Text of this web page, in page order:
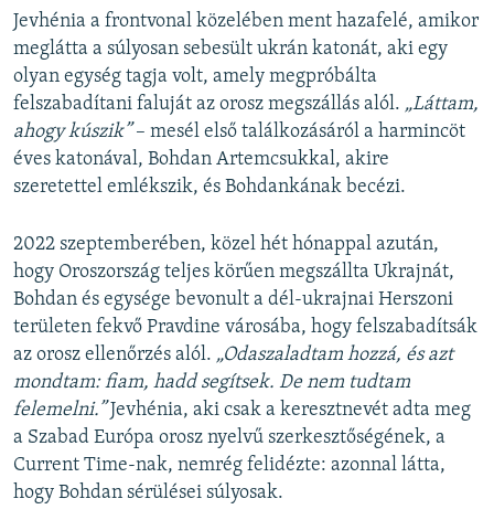
Jevhénia a frontvonal közelében ment hazafelé, amikor
meglátta a súlyosan sebesült ukrán katonát, aki egy
olyan egység tagja volt, amely megpróbálta
felszabadítani faluját az orosz megszállás alól. „Láttam,
ahogy kúszik”– mesél első találkozásáról a harmincöt
éves katonával, Bohdan Artemcsukkal, akire
szeretettel emlékszik, és Bohdankának becézi.
2022 szeptemberében, közel hét hónappal azután,
hogy Oroszország teljes körűen megszállta Ukrajnát,
Bohdan és egysége bevonult a dél-ukrajnai Herszoni
területen fekvő Pravdine városába, hogy felszabadítsák
az orosz ellenőrzés alól. „Odaszaladtam hozzá, és azt
mondtam: fiam, hadd segítsek. De nem tudtam
felemelni.” Jevhénia, aki csak a keresztnevét adta meg
a Szabad Európa orosz nyelvű szerkesztőségének, a
Current Time-nak, nemrég felidézte: azonnal látta,
hogy Bohdan sérülései súlyosak.